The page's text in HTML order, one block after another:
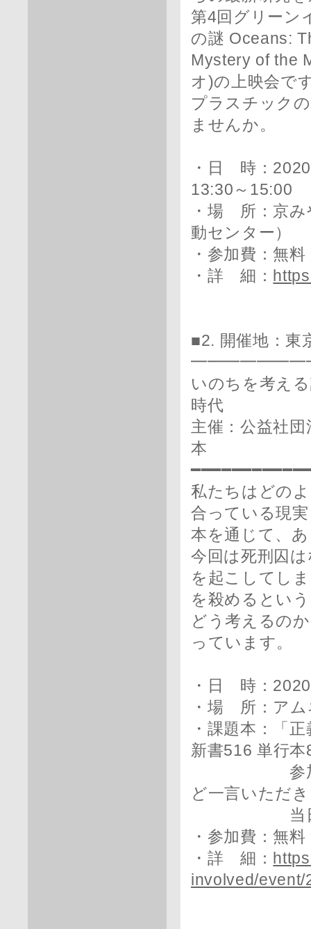
第4回グリーン
の謎 Oceans:
Mystery of the
オ)の上映会で
プラスチック
ませんか。
・日 時：
13:30～15:00
・場 所：京み
動センター）
・参加費：無料
・詳 細：
■2. 開催地：
いのちを考え
時代
主催：公益社
本
私たちはどの
合っている現
本を通じて、
今回は死刑囚
を起こしてし
を殺めるとい
どう考えるの
っています。
・日 時：
・場 所：アム
・課題本：「
新書516 単行
参加者そ
ど一言いただ
当日は本
・参加費：無料
・詳 細：
involved/event/